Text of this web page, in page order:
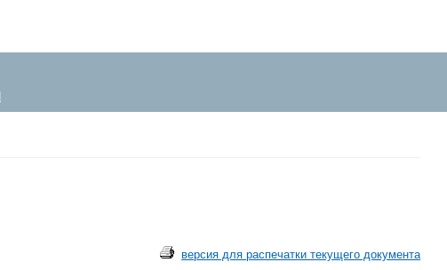
версия для распечатки текущего документа